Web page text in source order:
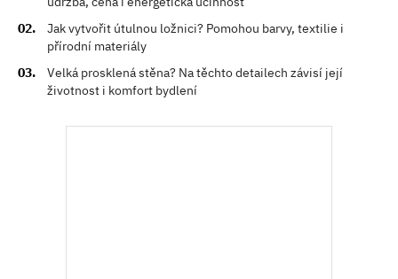
Jak vytvořit útulnou ložnici? Pomohou barvy, textilie i
přírodní materiály
Velká prosklená stěna? Na těchto detailech závisí její
životnost i komfort bydlení